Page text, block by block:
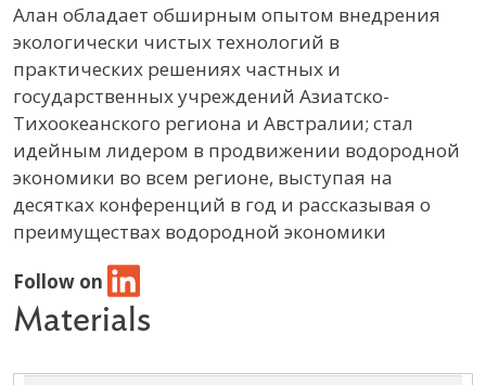
Алан обладает обширным опытом внедрения
экологически чистых технологий в
практических решениях частных и
государственных учреждений Азиатско-
Тихоокеанского региона и Австралии; стал
идейным лидером в продвижении водородной
экономики во всем регионе, выступая на
десятках конференций в год и рассказывая о
преимуществах водородной экономики
Follow on
Materials